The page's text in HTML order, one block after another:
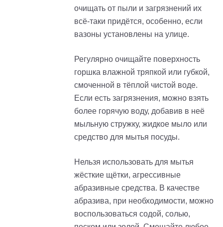
очищать от пыли и загрязнений их
всё-таки придётся, особенно, если
вазоны установлены на улице.
Регулярно очищайте поверхность
горшка влажной тряпкой или губкой,
смоченной в тёплой чистой воде.
Если есть загрязнения, можно взять
более горячую воду, добавив в неё
мыльную стружку, жидкое мыло или
средство для мытья посуды.
Нельзя использовать для мытья
жёсткие щётки, агрессивные
абразивные средства. В качестве
абразива, при необходимости, можно
воспользоваться содой, солью,